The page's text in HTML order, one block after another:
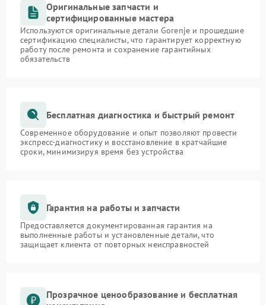
Оригинальные запчасти и
сертифицированные мастера
Используются оригинальные детали Gorenje и прошедшие
сертификацию специалисты, что гарантирует корректную
работу после ремонта и сохранение гарантийных
обязательств
Бесплатная диагностика и быстрый ремонт
Современное оборудование и опыт позволяют провести
экспресс-диагностику и восстановление в кратчайшие
сроки, минимизируя время без устройства
Гарантия на работы и запчасти
Предоставляется документированная гарантия на
выполненные работы и установленные детали, что
защищает клиента от повторных неисправностей
Прозрачное ценообразование и бесплатная